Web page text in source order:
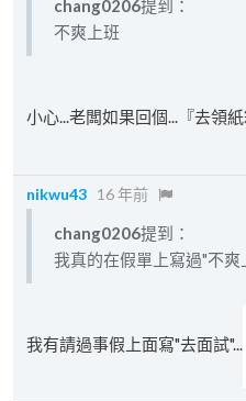
chang0206提到：
不爽上班
小心...老闆如果回個...『去領
nikwu43 16 年前
chang0206提到：
我真的在假單上寫過"不爽
我有請過事假上面寫"去面試"...